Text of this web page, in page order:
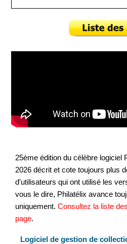
25ème édition du célèbre logiciel
2026 décrit et cote toujours plus
d'utilisateurs qui ont utilisé les
vous le dire, Philatélix avance
uniquement. Consultez la liste
page.
Logiciel de gestion de